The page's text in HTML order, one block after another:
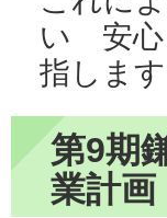
い 安心
指します
第9期
業計画